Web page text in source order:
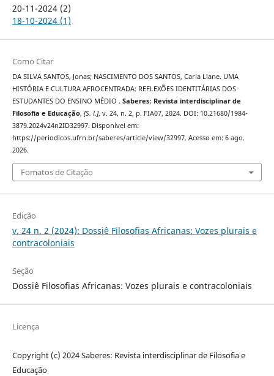
20-11-2024 (2)
18-10-2024 (1)
Como Citar
DA SILVA SANTOS, Jonas; NASCIMENTO DOS SANTOS, Carla Liane. UMA
HISTÓRIA E CULTURA AFROCENTRADA: REFLEXÕES IDENTITÁRIAS DOS
ESTUDANTES DO ENSINO MÉDIO . Saberes: Revista interdisciplinar de
Filosofia e Educação, [S. l.], v. 24, n. 2, p. FIA07, 2024. DOI: 10.21680/1984-
3879.2024v24n2ID32997. Disponível em:
https://periodicos.ufrn.br/saberes/article/view/32997. Acesso em: 6 ago.
2026.
Fomatos de Citação
Edição
v. 24 n. 2 (2024): Dossiê Filosofias Africanas: Vozes plurais e
contracoloniais
Seção
Dossiê Filosofias Africanas: Vozes plurais e contracoloniais
Licença
Copyright (c) 2024 Saberes: Revista interdisciplinar de Filosofia e
Educação